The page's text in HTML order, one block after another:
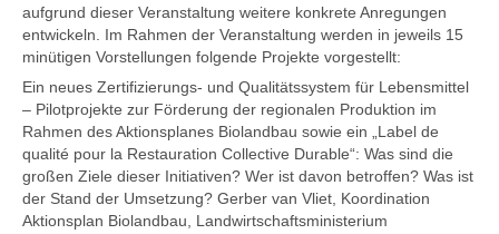
aufgrund dieser Veranstaltung weitere konkrete Anregungen
entwickeln. Im Rahmen der Veranstaltung werden in jeweils 15
minütigen Vorstellungen folgende Projekte vorgestellt:
Ein neues Zertifizierungs- und Qualitätssystem für Lebensmittel
– Pilotprojekte zur Förderung der regionalen Produktion im
Rahmen des Aktionsplanes Biolandbau sowie ein „Label de
qualité pour la Restauration Collective Durable“: Was sind die
großen Ziele dieser Initiativen? Wer ist davon betroffen? Was ist
der Stand der Umsetzung? Gerber van Vliet, Koordination
Aktionsplan Biolandbau, Landwirtschaftsministerium